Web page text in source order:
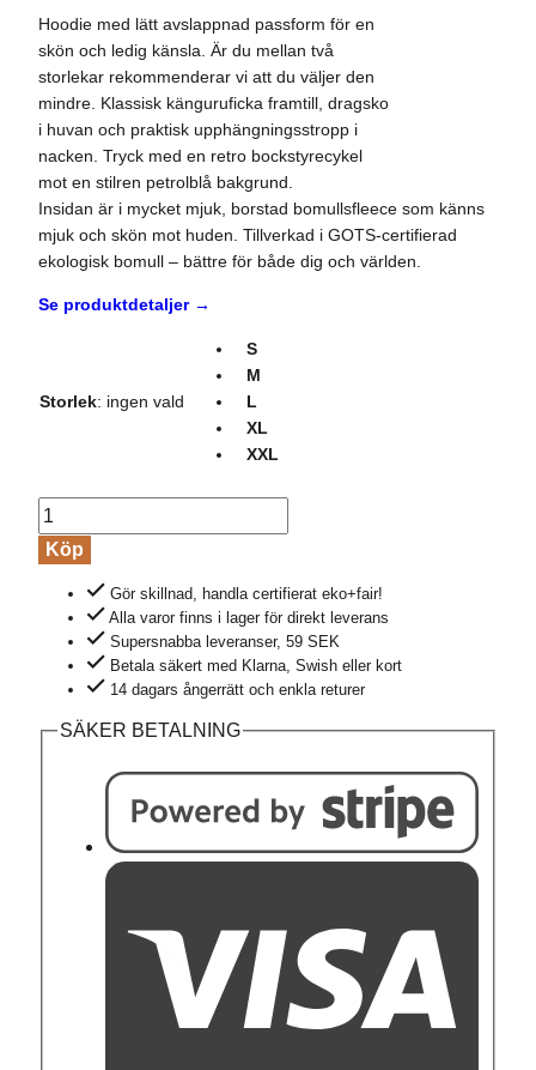
Hoodie med lätt avslappnad passform för en
skön och ledig känsla. Är du mellan två
storlekar rekommenderar vi att du väljer den
mindre. Klassisk känguruficka framtill, dragsko
i huvan och praktisk upphängningsstropp i
nacken. Tryck med en retro bockstyrecykel
mot en stilren petrolblå bakgrund.
Insidan är i mycket mjuk, borstad bomullsfleece som känns
mjuk och skön mot huden. Tillverkad i GOTS-certifierad
ekologisk bomull – bättre för både dig och världen.
Se produktdetaljer →
Storlek: ingen vald
S
M
L
XL
XXL
Hoodie
Bike
crop
JOY
petrolblå
mängd
Köp
Gör skillnad, handla certifierat eko+fair!
Alla varor finns i lager för direkt leverans
Supersnabba leveranser, 59 SEK
Betala säkert med Klarna, Swish eller kort
14 dagars ångerrätt och enkla returer
SÄKER BETALNING